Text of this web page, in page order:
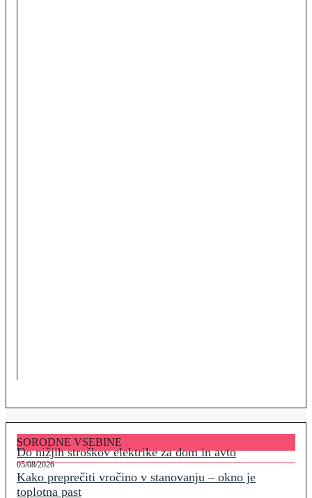
SORODNE VSEBINE
Do nižjih stroškov elektrike za dom in avto
05/08/2026
Kako preprečiti vročino v stanovanju – okno je
toplotna past